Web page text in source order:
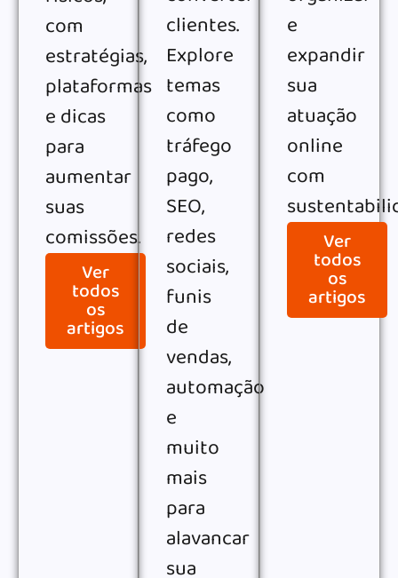
com
estratégias,
plataformas
e dicas
para
aumentar
suas
comissões.
Ver
todos
os
artigos
clientes.
Explore
temas
como
tráfego
pago,
SEO,
redes
sociais,
funis
de
vendas,
automação
e
muito
mais
para
alavancar
sua
e
expandir
sua
atuação
online
com
Ver
todos
os
artigos